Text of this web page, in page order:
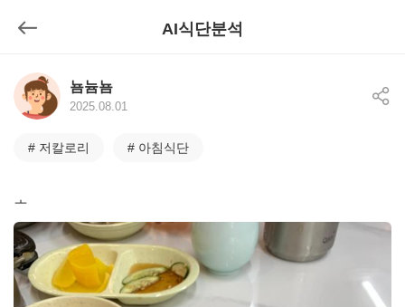
뒤로가기 AI식단분석
뇸늄뇸
2025.08.01 공
# 저칼로리 # 아침식단
ㅗ